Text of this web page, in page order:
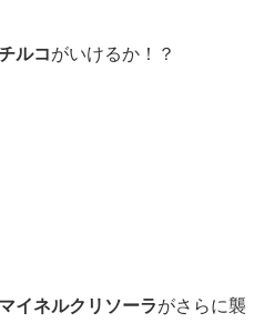
ルコがいけるか！？
マイネルクリソーラがさらに襲